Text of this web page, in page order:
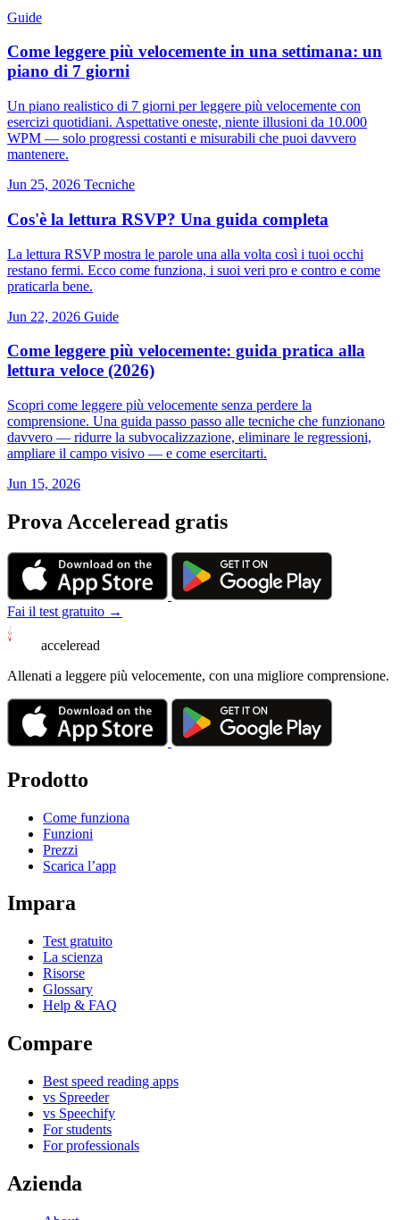
Guide
Come leggere più velocemente in una settimana: un
piano di 7 giorni
Un piano realistico di 7 giorni per leggere più velocemente con
esercizi quotidiani. Aspettative oneste, niente illusioni da 10.000
WPM — solo progressi costanti e misurabili che puoi davvero
mantenere.
Jun 25, 2026 Tecniche
Cos'è la lettura RSVP? Una guida completa
La lettura RSVP mostra le parole una alla volta così i tuoi occhi
restano fermi. Ecco come funziona, i suoi veri pro e contro e come
praticarla bene.
Jun 22, 2026 Guide
Come leggere più velocemente: guida pratica alla
lettura veloce (2026)
Scopri come leggere più velocemente senza perdere la
comprensione. Una guida passo passo alle tecniche che funzionano
davvero — ridurre la subvocalizzazione, eliminare le regressioni,
ampliare il campo visivo — e come esercitarti.
Jun 15, 2026
Prova Acceleread gratis
Fai il test gratuito →
acceleread
Allenati a leggere più velocemente, con una migliore comprensione.
Prodotto
Come funziona
Funzioni
Prezzi
Scarica l’app
Impara
Test gratuito
La scienza
Risorse
Glossary
Help & FAQ
Compare
Best speed reading apps
vs Spreeder
vs Speechify
For students
For professionals
Azienda